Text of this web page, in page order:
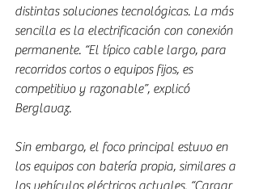
distintas soluciones tecnológicas. La más
sencilla es la electrificación con conexión
permanente. “El típico cable largo, para
recorridos cortos o equipos fijos, es
competitivo y razonable”, explicó
Berglavaz.
Sin embargo, el foco principal estuvo en
los equipos con batería propia, similares a
los vehículos eléctricos actuales. “Cargar